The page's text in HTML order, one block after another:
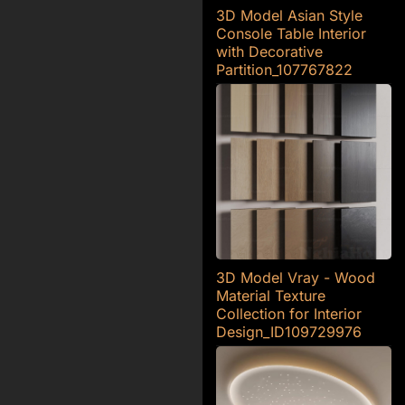
30.000 ₫.3D Model Asian Style
Console Table Interior
with Decorative
Partition_107767822
3D Model Vray - Wood
Material Texture
Collection for Interior
Design_ID109729976